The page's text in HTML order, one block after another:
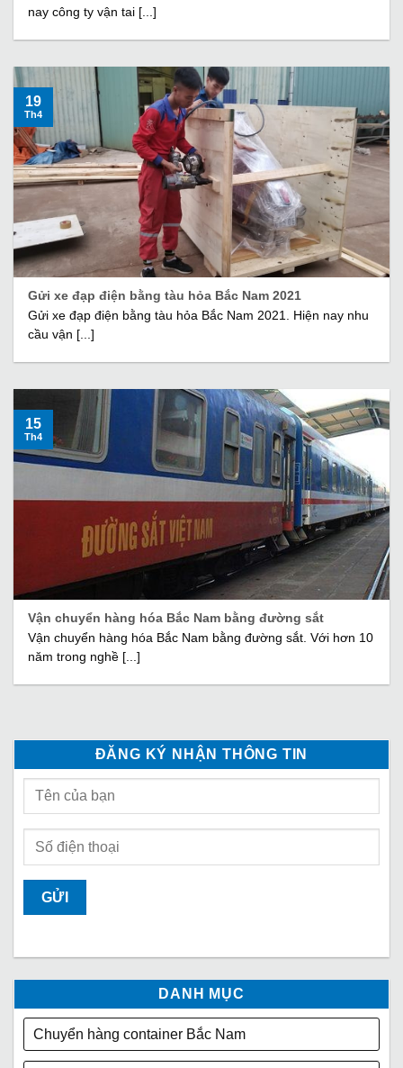
nay công ty vận tai [...]
Gửi xe đạp điện bằng tàu hỏa Bắc Nam 2021
Gửi xe đạp điện bằng tàu hỏa Bắc Nam 2021. Hiện nay nhu
cầu vận [...]
19
Th4
Vận chuyển hàng hóa Bắc Nam bằng đường sắt
Vận chuyển hàng hóa Bắc Nam bằng đường sắt. Với hơn 10
năm trong nghề [...]
15
Th4
ĐĂNG KÝ NHẬN THÔNG TIN
DANH MỤC
Chuyển hàng container Bắc Nam